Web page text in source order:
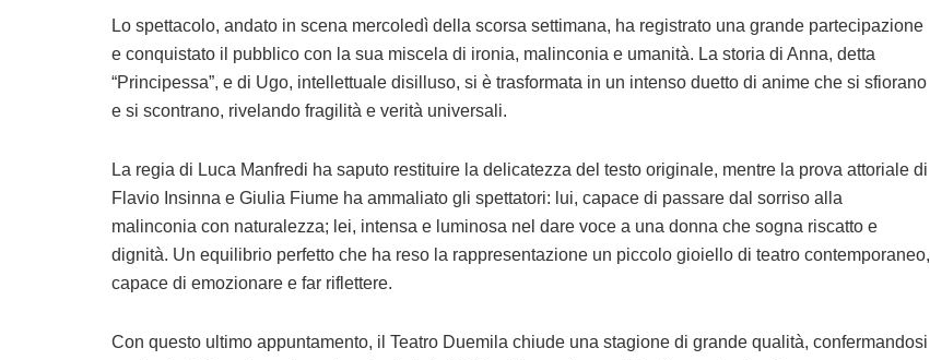
Lo spettacolo, andato in scena mercoledì della scorsa settimana, ha registrato una grande partecipazione
e conquistato il pubblico con la sua miscela di ironia, malinconia e umanità. La storia di Anna, detta
“Principessa”, e di Ugo, intellettuale disilluso, si è trasformata in un intenso duetto di anime che si sfiorano
e si scontrano, rivelando fragilità e verità universali.
La regia di Luca Manfredi ha saputo restituire la delicatezza del testo originale, mentre la prova attoriale di
Flavio Insinna e Giulia Fiume ha ammaliato gli spettatori: lui, capace di passare dal sorriso alla
malinconia con naturalezza; lei, intensa e luminosa nel dare voce a una donna che sogna riscatto e
dignità. Un equilibrio perfetto che ha reso la rappresentazione un piccolo gioiello di teatro contemporaneo,
capace di emozionare e far riflettere.
Con questo ultimo appuntamento, il Teatro Duemila chiude una stagione di grande qualità, confermandosi